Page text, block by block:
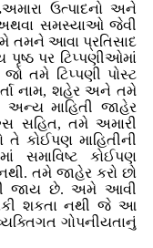
અમારા ઉત્પાદનો અને
સમસ્યાઓ જેવી
તમને આવા પ્રતિસાદ
પર ટિપ્પણીઓમાં
તમે ટિપ્પણી પોસ્ટ
નામ, શહેર અને તમે
અન્ય માહિતી જાહેર
સહિત, તમે અમારી
તે કોઈપણ માહિતીની
સમાવિષ્ટ કોઈપણ
તમે જાહેર કરો છો
જાય છે. અમે આવી
શકતા નથી જે આ
ગોપનીયતાનું